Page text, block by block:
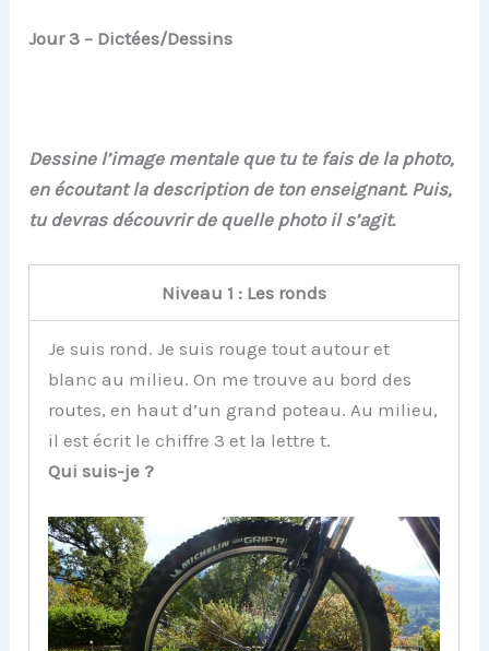
Jour 3 – Dictées/Dessins
Dessine l’image mentale que tu te fais de la photo,
en écoutant la description de ton enseignant. Puis,
tu devras découvrir de quelle photo il s’agit.
Niveau 1 : Les ronds
Je suis rond. Je suis rouge tout autour et
blanc au milieu. On me trouve au bord des
routes, en haut d’un grand poteau. Au milieu,
il est écrit le chiffre 3 et la lettre t.
Qui suis-je ?